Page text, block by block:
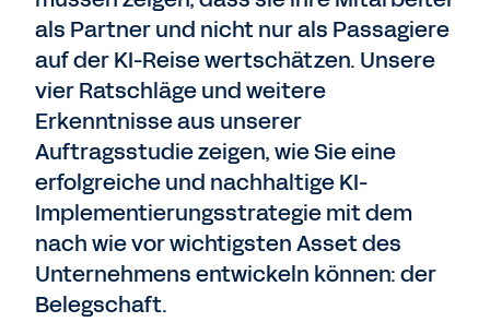
als Partner und nicht nur als Passagiere
auf der KI-Reise wertschätzen. Unsere
vier Ratschläge und weitere
Erkenntnisse aus unserer
Auftragsstudie zeigen, wie Sie eine
erfolgreiche und nachhaltige KI-
Implementierungsstrategie mit dem
nach wie vor wichtigsten Asset des
Unternehmens entwickeln können: der
Belegschaft.